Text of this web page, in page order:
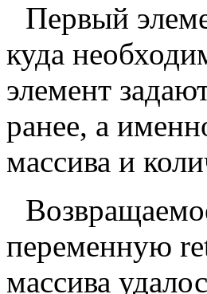
Первый
куда
элемент
ранее, а
массива и
переменную
массива